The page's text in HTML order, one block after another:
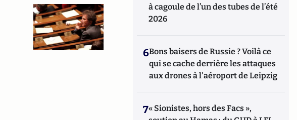
à cagoule de l’un des tubes de l’été
2026
6Bons baisers de Russie ? Voilà ce
qui se cache derrière les attaques
aux drones à l'aéroport de Leipzig
7« Sionistes, hors des Facs »,